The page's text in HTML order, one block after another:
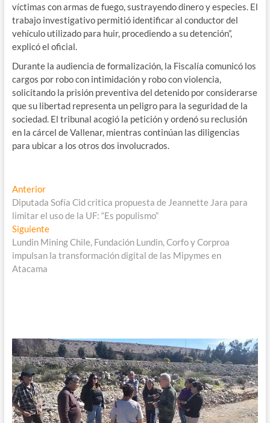
víctimas con armas de fuego, sustrayendo dinero y especies. El
trabajo investigativo permitió identificar al conductor del
vehículo utilizado para huir, procediendo a su detención”,
explicó el oficial.
Durante la audiencia de formalización, la Fiscalía comunicó los
cargos por robo con intimidación y robo con violencia,
solicitando la prisión preventiva del detenido por considerarse
que su libertad representa un peligro para la seguridad de la
sociedad. El tribunal acogió la petición y ordenó su reclusión
en la cárcel de Vallenar, mientras continúan las diligencias
para ubicar a los otros dos involucrados.
Navegación
de
entradas
AnteriorEntrada
anterior:
Diputada Sofía Cid critica propuesta de Jeannette Jara para
limitar el uso de la UF: “Es populismo”
SiguienteEntrada
siguiente:
Lundin Mining Chile, Fundación Lundin, Corfo y Corproa
impulsan la transformación digital de las Mipymes en
Atacama